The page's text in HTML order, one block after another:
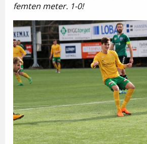
femten meter. 1-0!